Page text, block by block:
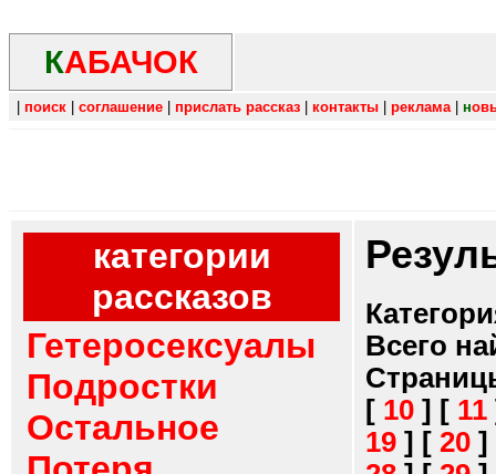
КАБАЧОК
поиск соглашение прислать рассказ контакты реклама| н
категории
рассказов
Гетеросексуалы
Подростки
Остальное
Всего
[ 10 ] [ 11
19 ] [ 20 ]